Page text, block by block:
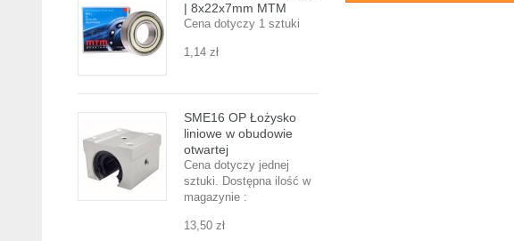
| 8x22x7mm MTM
Cena dotyczy 1 sztuki
1,14 zł
SME16 OP Łożysko
liniowe w obudowie
otwartej
Cena dotyczy jednej
sztuki. Dostępna ilość w
magazynie :
13,50 zł